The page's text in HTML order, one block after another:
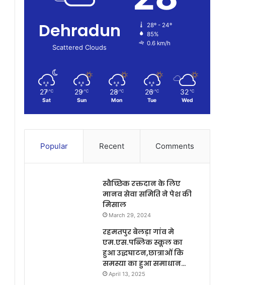
Dehradun
Scattered Clouds
28º - 24º
85%
0.6 km/h
27 ℃
Sat
29 ℃
Sun
28 ℃
Mon
26 ℃
Tue
32 ℃
Wed
Popular Recent Comments
स्वैच्छिक रक्तदान के लिए
मानव सेवा समिति ने पेश की
मिसाल
March 29, 2024
रहमतपुर बेलड़ा गांव मे
एम.एस.पब्लिक स्कूल का
हुआ उद्धघाटन,छात्राओं कि
समस्या का हुआ समाधान…
April 13, 2025